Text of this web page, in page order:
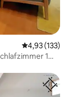
4,93 (133)
1
Dotonbori